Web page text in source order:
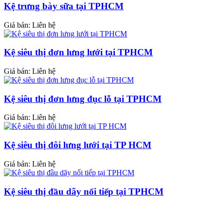
Kệ trưng bày sữa tại TPHCM
Giá bán: Liên hệ
Kệ siêu thị đơn lưng lưới tại TPHCM
Giá bán: Liên hệ
Kệ siêu thị đơn lưng đục lỗ tại TPHCM
Giá bán: Liên hệ
Kệ siêu thị đôi lưng lưới tại TP HCM
Giá bán: Liên hệ
Kệ siêu thị đầu dãy nối tiếp tại TPHCM